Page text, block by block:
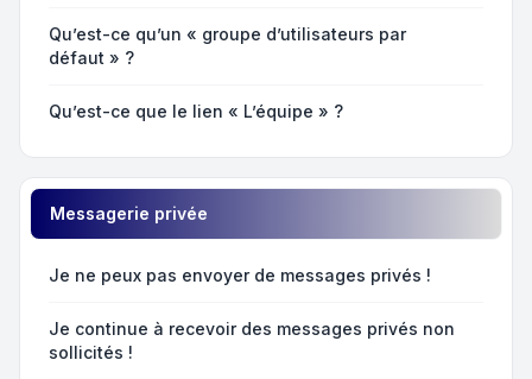
Qu’est-ce qu’un « groupe d’utilisateurs par
défaut » ?
Qu’est-ce que le lien « L’équipe » ?
Messagerie privée
Je ne peux pas envoyer de messages privés !
Je continue à recevoir des messages privés non
sollicités !